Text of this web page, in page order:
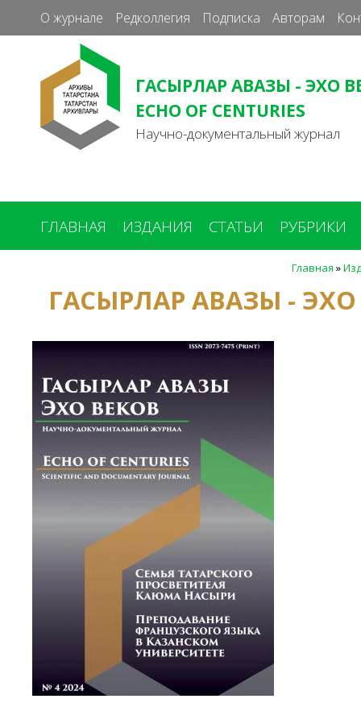
О журнале Редколлегия Подписка Авторам
ГАСЫРЛАР АВАЗЫ - ЭХО
ECHO OF CENTURIES
Научно-документальный журнал
ГЛАВНАЯ ИЗДАНИЯ СТАТЬИ РУБРИКИ
здесь
Главная »
ГАСЫРЛАР АВАЗЫ - ЭХО